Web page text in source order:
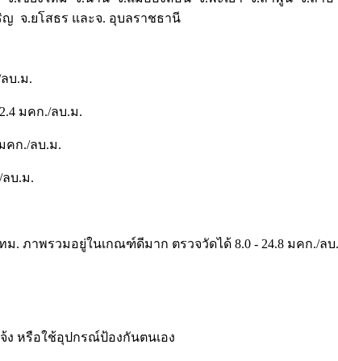
จ.ยโสธร และจ. อุบลราชธานี
บ.ม.
มคก./ลบ.ม.
คก./ลบ.ม.
บ.ม.
ภาพรวมอยู่ในเกณฑ์ดีมาก ตรวจวัดได้ 8.0 - 24.8 มคก./ลบ
ง หรือใช้อุปกรณ์ป้องกันตนเอง